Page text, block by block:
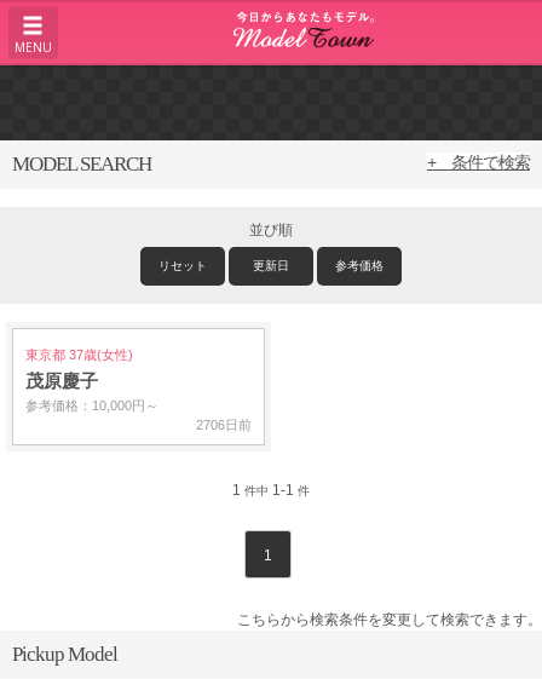
MENU
MODEL SEARCH + 条件で検索
並び順
リセット 更新日 参考価格
東京都 37歳(女性)
茂原慶子
参考価格：10,000円～
2706日前
1 件中 1-1 件
1
こちらから検索条件を変更して検索できます。
Pickup Model